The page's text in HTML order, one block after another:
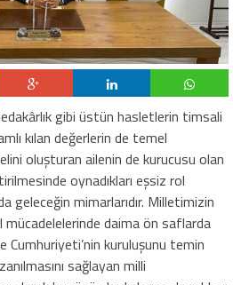
gibi üstün hasletlerin timsali
kılan değerlerin de temel
oluşturan ailenin de kurucusu olan
oynadıkları eşsiz rol
geleceğin mimarlarıdır. Milletimizin
daima ön saflarda
Cumhuriyeti’nin kuruluşunu temin
sağlayan milli